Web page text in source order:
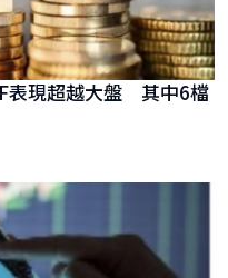
表現超越大盤 其中6檔